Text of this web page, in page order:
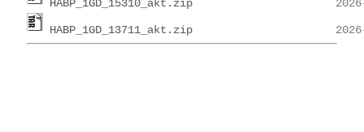
HABP_1GD_15310_akt.zip
HABP_1GD_13711_akt.zip